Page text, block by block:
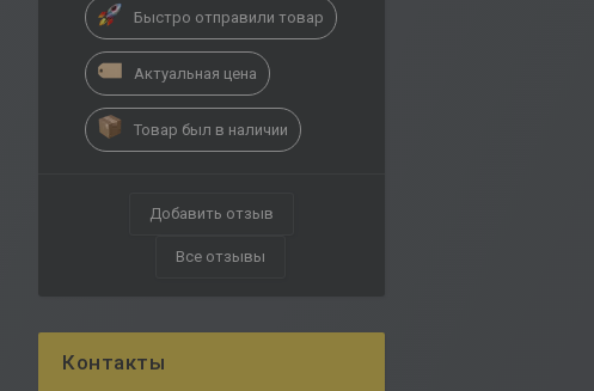
Быстро отправили товар
Актуальная цена
Товар был в наличии
Добавить отзыв
Все отзывы